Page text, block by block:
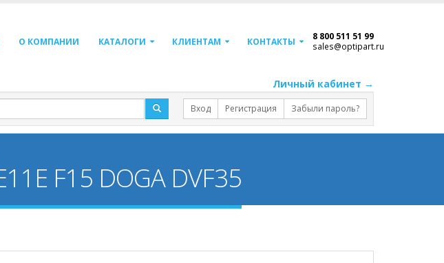
О КОМПАНИИ КАТАЛОГИ КЛИЕНТАМ КОНТАКТЫ 8 800 511 51 99
sales@optipart.ru
Личный кабинет →
Вход Регистрация Забыли пароль?
F15 DOGA DVF35